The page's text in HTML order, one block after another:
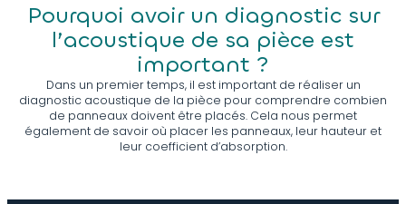
Pourquoi avoir un diagnostic sur
l’acoustique de sa pièce est
important ?
Dans un premier temps, il est important de réaliser un
diagnostic acoustique de la pièce pour comprendre combien
de panneaux doivent être placés. Cela nous permet
également de savoir où placer les panneaux, leur hauteur et
leur coefficient d’absorption.